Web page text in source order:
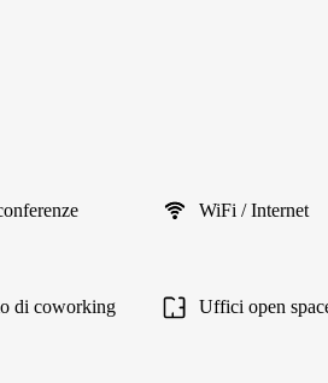
WiFi / Internet
di coworking Uffici open